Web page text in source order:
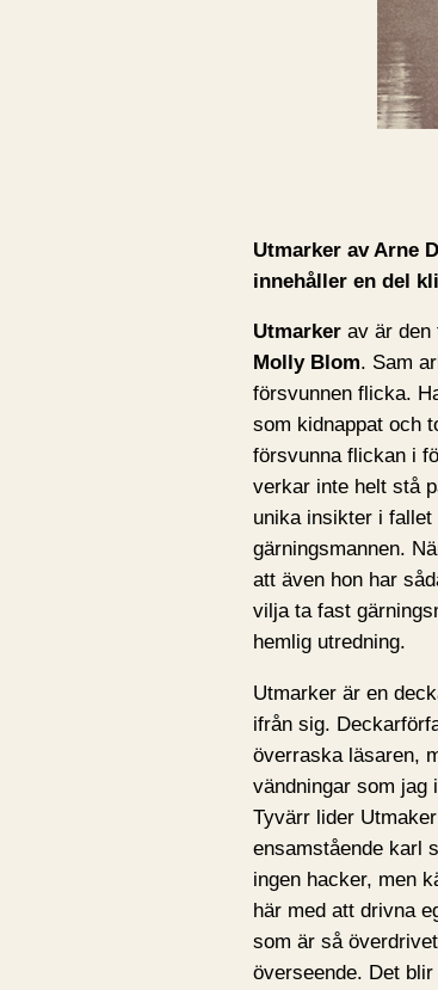
Utmarker av Arne
innehåller en del
Utmarker av är den
Molly Blom. Sam
försvunnen flicka.
som kidnappat och
försvunna flickan i
verkar inte helt stå
unika insikter i fallet
gärningsmannen.
att även hon har
vilja ta fast
hemlig utredning.
Utmarker är en
ifrån sig.
överraska läsaren,
vändningar som jag
Tyvärr lider
ensamstående karl
ingen hacker, men
här med att drivna
som är så
överseende. Det